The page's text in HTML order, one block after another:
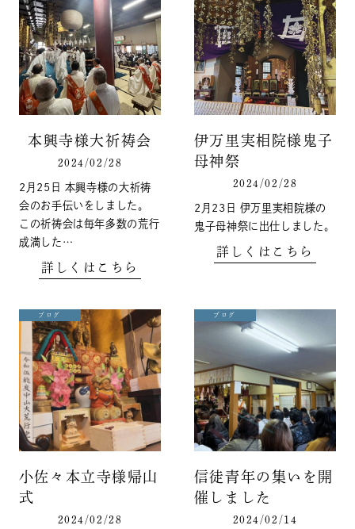
本興寺様大祈祷会
2024/02/28
2月25日 本興寺様の大祈祷
会のお手伝いをしました。
この祈祷会は毎年多数の荒行
成満した…
詳しくはこちら
伊万里実相院様鬼子
母神祭
2024/02/28
2月23日 伊万里実相院様の
鬼子母神祭に出仕しました。
詳しくはこちら
ブログ
小佐々本立寺様帰山
式
2024/02/28
ブログ
信徒青年の集いを開
催しました
2024/02/14